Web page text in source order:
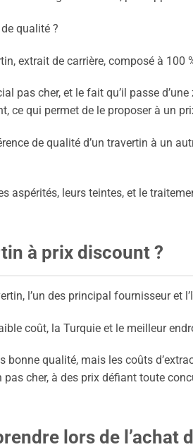
qualité ?
extrait de carrière, composé à 100
pas cher, et le fait qu’il passe
ce qui permet de le proposer à un
de qualité d’un travertin à un
aspérités, leurs teintes, et le
à prix discount ?
l’un des principal fournisseur et
coût, la Turquie et le meilleur
bonne qualité, mais les coûts
cher, à des prix défiant toute
lors de l’achat